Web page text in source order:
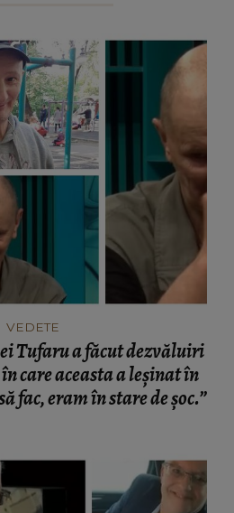
VEDETE
Tufaru a făcut dezvăluiri
care aceasta a leșinat în
fac, eram în stare de șoc.”